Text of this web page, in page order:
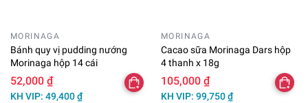
MORINAGA
Bánh quy vị pudding nướng
Morinaga hộp 14 cái
52,000 ₫
KH VIP: 49,400 ₫
MORINAGA
Cacao sữa Morinaga Dars hộp
4 thanh x 18g
105,000 ₫
KH VIP: 99,750 ₫